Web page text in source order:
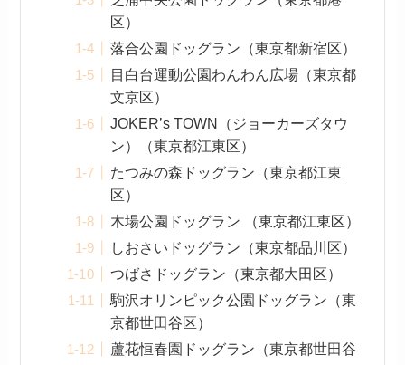
区）
落合公園ドッグラン（東京都新宿区）
目白台運動公園わんわん広場（東京都
文京区）
JOKER’s TOWN（ジョーカーズタウ
ン）（東京都江東区）
たつみの森ドッグラン（東京都江東
区）
木場公園ドッグラン （東京都江東区）
しおさいドッグラン（東京都品川区）
つばさドッグラン（東京都大田区）
駒沢オリンピック公園ドッグラン（東
京都世田谷区）
蘆花恒春園ドッグラン（東京都世田谷